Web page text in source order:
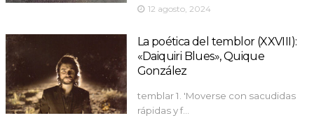
12 agosto, 2024
La poética del temblor (XXVIII):
«Daiquiri Blues», Quique
González
temblar 1. 'Moverse con sacudidas
rápidas y f…